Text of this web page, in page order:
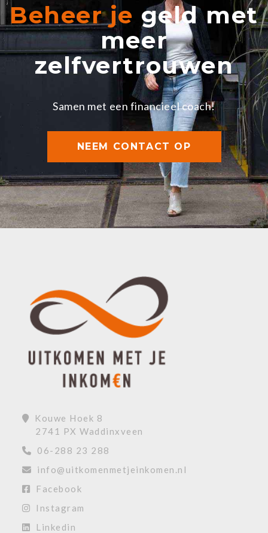
Beheer je geld met
meer
zelfvertrouwen
Samen met een financieel coach!
NEEM CONTACT OP
Kouwe Hoek 8
2741 PX Waddinxveen
06-288 23 288
info@uitkomenmetjeinkomen.nl
Facebook
Instagram
Linkedin